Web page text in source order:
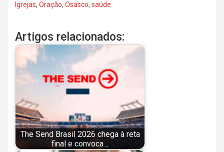
Igrejas, Oração, Osasco, saúde
Artigos relacionados:
The Send Brasil 2026 chega à reta
final e convoca…